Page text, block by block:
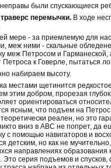
неправы были спускающиеся
перемычки.В ходе
мере - за приемлемую для
меж ними - скальные
меж Петросом и Гарманеской,
Петроса к Говерле, пытаться
набираем высоту.
местами щетинится
этим добром, прорезая
ориентироваться
ясным, что подъем на Петрос
реален, но это
вниз в АВС не попрет, да
с помощью навигаторов и
детским, но как не
направлениях образования
Это серия подъемов и